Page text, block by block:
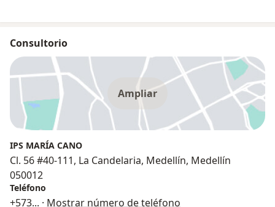
Consultorio
Ampliar
IPS MARÍA CANO
Cl. 56 #40-111, La Candelaria, Medellín, Medellín
050012
Teléfono
+573... · Mostrar número de teléfono